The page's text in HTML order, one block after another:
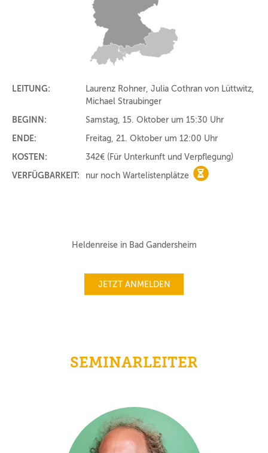
LEITUNG:
Laurenz Rohner, Julia Cothran von Lüttwitz,
Michael Straubinger
BEGINN:
Samstag, 15. Oktober um 15:30 Uhr
ENDE:
Freitag, 21. Oktober um 12:00 Uhr
KOSTEN:
342€ (Für Unterkunft und Verpflegung)
VERFÜGBARKEIT:
nur noch Wartelistenplätze nur noch
Heldenreise in Bad Gandersheim
JETZT ANMELDEN
SEMINARLEITER